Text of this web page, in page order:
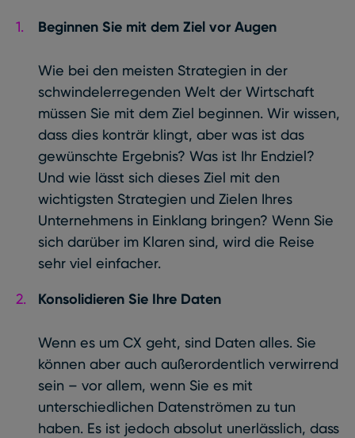
Beginnen Sie mit dem Ziel vor Augen
Wie bei den meisten Strategien in der
schwindelerregenden Welt der Wirtschaft
müssen Sie mit dem Ziel beginnen. Wir wissen,
dass dies konträr klingt, aber was ist das
gewünschte Ergebnis? Was ist Ihr Endziel?
Und wie lässt sich dieses Ziel mit den
wichtigsten Strategien und Zielen Ihres
Unternehmens in Einklang bringen? Wenn Sie
sich darüber im Klaren sind, wird die Reise
sehr viel einfacher.
Konsolidieren Sie Ihre Daten
Wenn es um CX geht, sind Daten alles. Sie
können aber auch außerordentlich verwirrend
sein – vor allem, wenn Sie es mit
unterschiedlichen Datenströmen zu tun
haben. Es ist jedoch absolut unerlässlich, dass